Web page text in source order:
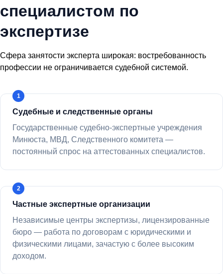
специалистом по
экспертизе
Сфера занятости эксперта широкая: востребованность
профессии не ограничивается судебной системой.
Судебные и следственные органы
Государственные судебно-экспертные учреждения
Минюста, МВД, Следственного комитета —
постоянный спрос на аттестованных специалистов.
Частные экспертные организации
Независимые центры экспертизы, лицензированные
бюро — работа по договорам с юридическими и
физическими лицами, зачастую с более высоким
доходом.